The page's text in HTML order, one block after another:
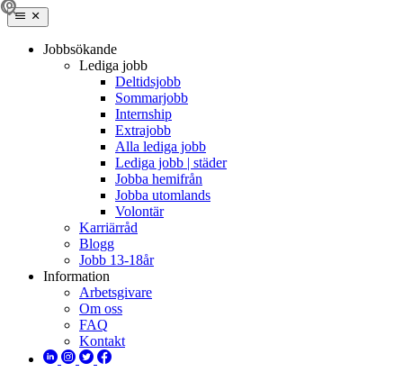
Jobbsökande
Lediga jobb
Deltidsjobb
Sommarjobb
Internship
Extrajobb
Alla lediga jobb
Lediga jobb | städer
Jobba hemifrån
Jobba utomlands
Volontär
Karriärråd
Blogg
Jobb 13-18år
Information
Arbetsgivare
Om oss
FAQ
Kontakt